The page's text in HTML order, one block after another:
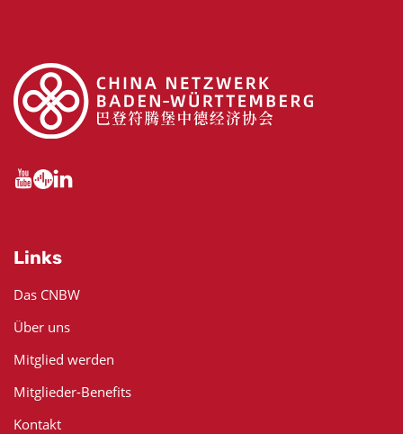
Links
Das CNBW
Über uns
Mitglied werden
Mitglieder-Benefits
Kontakt